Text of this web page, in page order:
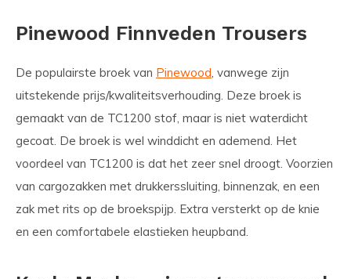
Pinewood Finnveden Trousers
De populairste broek van Pinewood, vanwege zijn
uitstekende prijs/kwaliteitsverhouding. Deze broek is
gemaakt van de TC1200 stof, maar is niet waterdicht
gecoat. De broek is wel winddicht en ademend. Het
voordeel van TC1200 is dat het zeer snel droogt. Voorzien
van cargozakken met drukkerssluiting, binnenzak, en een
zak met rits op de broekspijp. Extra versterkt op de knie
en een comfortabele elastieken heupband.